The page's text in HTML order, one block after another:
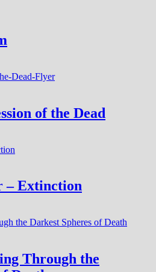
of the Dead
– Extinction
Through the